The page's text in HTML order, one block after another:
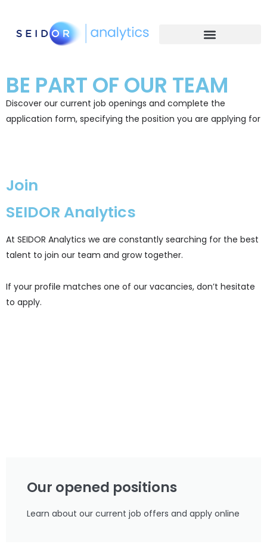
BE PART OF OUR TEAM
Discover our current job openings and complete the
application form, specifying the position you are applying for
Join
SEIDOR Analytics
At SEIDOR Analytics we are constantly searching for the best
talent to join our team and grow together.
If your profile matches one of our vacancies, don’t hesitate
to apply.
Our opened positions
Learn about our current job offers and apply online